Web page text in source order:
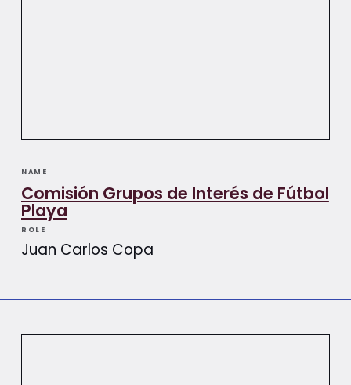
NAME
Comisión Grupos de Interés de Fútbol
Playa
ROLE
Juan Carlos Copa